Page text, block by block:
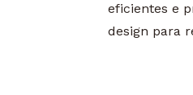
eficientes e
design para